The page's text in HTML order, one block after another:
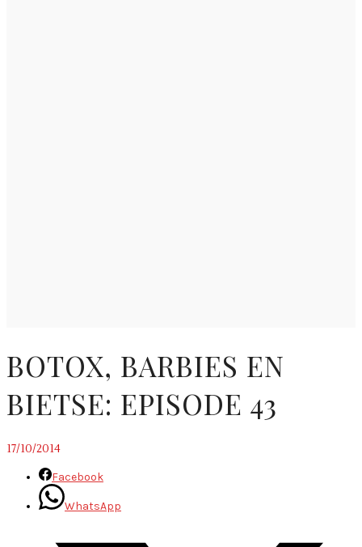
BOTOX, BARBIES EN
BIETSE: EPISODE 43
17/10/2014
Facebook
WhatsApp